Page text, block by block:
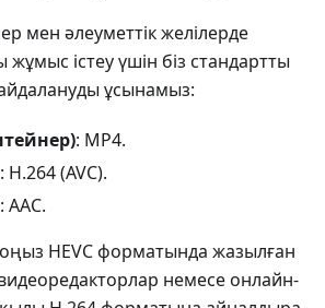
мен әлеуметтік желілерде
істеу үшін біз стандартты
ұсынамыз:
: MP4.
: H.264 (AVC).
: AAC.
HEVC форматында жазылған
немесе онлайн-